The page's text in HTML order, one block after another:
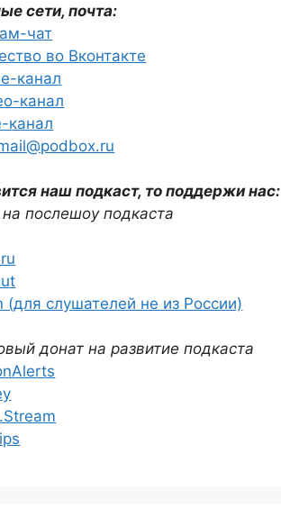
сети, почта:
чат
во Вконтакте
канал
канал
канал
наш подкаст, то поддержи нас:
послешоу подкаста
(для слушателей не из России)
донат на развитие подкаста